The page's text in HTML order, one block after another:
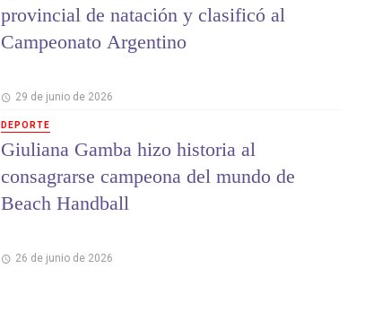
provincial de natación y clasificó al
Campeonato Argentino
29 de junio de 2026
DEPORTE
Giuliana Gamba hizo historia al
consagrarse campeona del mundo de
Beach Handball
26 de junio de 2026